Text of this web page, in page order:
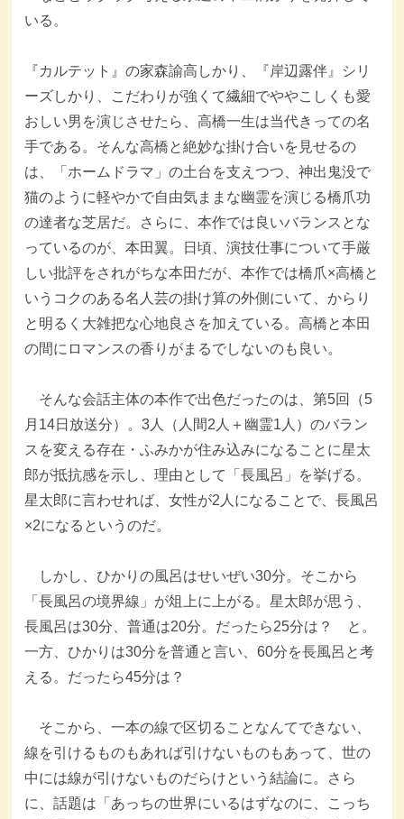
いる。
『カルテット』の家森諭高しかり、『岸辺露伴』シリ
ーズしかり、こだわりが強くて繊細でややこしくも愛
おしい男を演じさせたら、高橋一生は当代きっての名
手である。そんな高橋と絶妙な掛け合いを見せるの
は、「ホームドラマ」の土台を支えつつ、神出鬼没で
猫のように軽やかで自由気ままな幽霊を演じる橋爪功
の達者な芝居だ。さらに、本作では良いバランスとな
っているのが、本田翼。日頃、演技仕事について手厳
しい批評をされがちな本田だが、本作では橋爪×高橋と
いうコクのある名人芸の掛け算の外側にいて、からり
と明るく大雑把な心地良さを加えている。高橋と本田
の間にロマンスの香りがまるでしないのも良い。
そんな会話主体の本作で出色だったのは、第5回（5
月14日放送分）。3人（人間2人＋幽霊1人）のバラン
スを変える存在・ふみかが住み込みになることに星太
郎が抵抗感を示し、理由として「長風呂」を挙げる。
星太郎に言わせれば、女性が2人になることで、長風呂
×2になるというのだ。
しかし、ひかりの風呂はせいぜい30分。そこから
「長風呂の境界線」が俎上に上がる。星太郎が思う、
長風呂は30分、普通は20分。だったら25分は？ と。
一方、ひかりは30分を普通と言い、60分を長風呂と考
える。だったら45分は？
そこから、一本の線で区切ることなんてできない、
線を引けるものもあれば引けないものもあって、世の
中には線が引けないものだらけという結論に。さら
に、話題は「あっちの世界にいるはずなのに、こっち